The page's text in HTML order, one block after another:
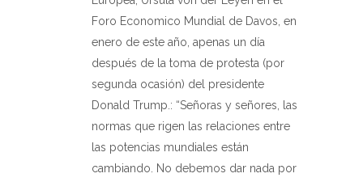
Foro Economico Mundial de Davos, en
enero de este año, apenas un día
después de la toma de protesta (por
segunda ocasión) del presidente
Donald Trump.: “Señoras y señores, las
normas que rigen las relaciones entre
las potencias mundiales están
cambiando. No debemos dar nada por